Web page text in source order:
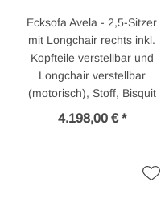
Ecksofa Avela - 2,5-Sitzer
mit Longchair rechts inkl.
Kopfteile verstellbar und
Longchair verstellbar
(motorisch), Stoff, Bisquit
4.198,00 € *